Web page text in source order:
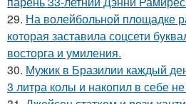
29. На волейбольной площадке
которая заставила соцсети
восторга и умиления.
30. Мужик в Бразилии каждый
3 литра колы и накопил в себе